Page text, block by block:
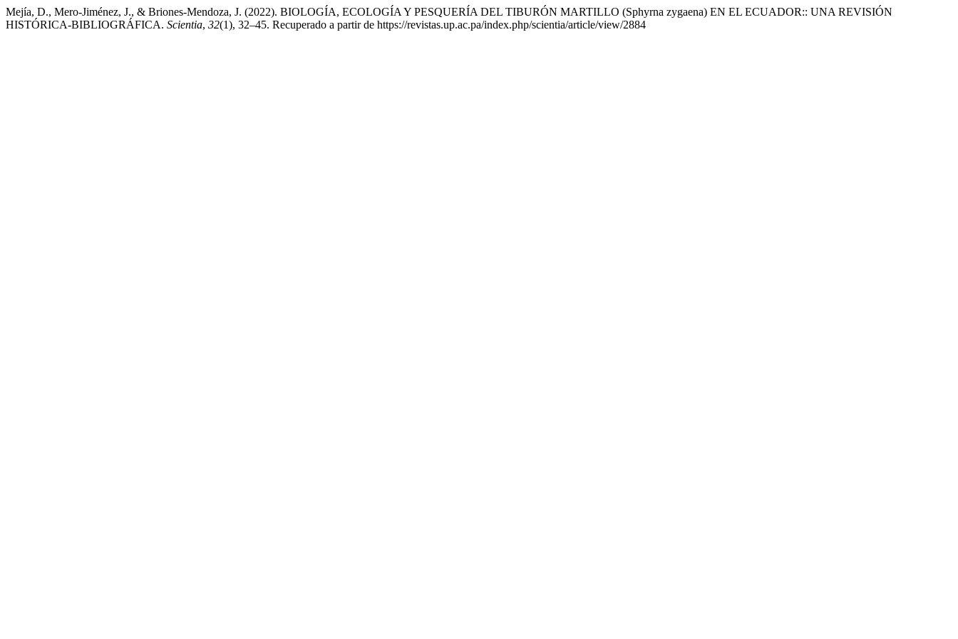
Mejía, D., Mero-Jiménez, J., & Briones-Mendoza, J. (2022). BIOLOGÍA, ECOLOGÍA Y PESQUERÍA DEL TIBURÓN MARTILLO (Sphyrna zygaena) EN EL ECUADOR:: UNA REVISIÓN
HISTÓRICA-BIBLIOGRÁFICA. Scientia, 32(1), 32–45. Recuperado a partir de https://revistas.up.ac.pa/index.php/scientia/article/view/2884